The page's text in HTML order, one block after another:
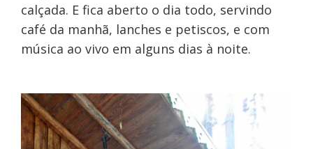
calçada. E fica aberto o dia todo, servindo
café da manhã, lanches e petiscos, e com
música ao vivo em alguns dias à noite.